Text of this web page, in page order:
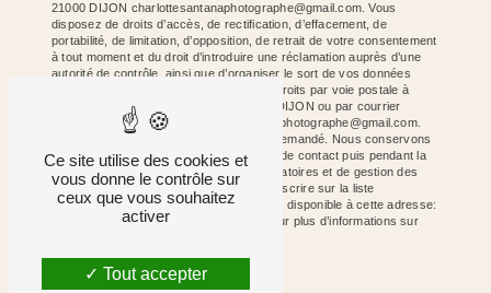
21000 DIJON charlottesantanaphotographe@gmail.com. Vous
disposez de droits d’accès, de rectification, d’effacement, de
portabilité, de limitation, d’opposition, de retrait de votre consentement
à tout moment et du droit d’introduire une réclamation auprès d’une
autorité de contrôle, ainsi que d’organiser le sort de vos données
post-mortem. Vous pouvez exercer ces droits par voie postale à
l'adresse 20 Pl De La République 21000 DIJON ou par courrier
électronique à l'adresse charlottesantanaphotographe@gmail.com.
Un justificatif d'identité pourra vous être demandé. Nous conservons
vos données pendant la période de prise de contact puis pendant la
durée de prescription légale aux fins probatoires et de gestion des
contentieux. Vous avez le droit de vous inscrire sur la liste
d'opposition au démarchage téléphonique, disponible à cette adresse:
Bloctel.gouv.fr. Consultez le site cnil.fr pour plus d’informations sur
Ce site utilise des cookies et
vous donne le contrôle sur
ceux que vous souhaitez
activer
Tout accepter